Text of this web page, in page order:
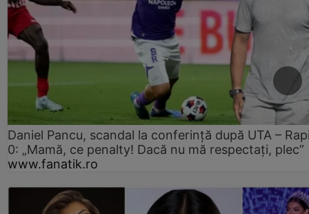
Daniel Pancu, scandal la conferință după UTA –
0: „Mamă, ce penalty! Dacă nu mă respectați, plec”
www.fanatik.ro